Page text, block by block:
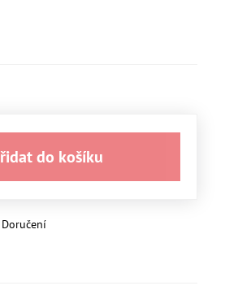
Přidat do košíku
Doručení